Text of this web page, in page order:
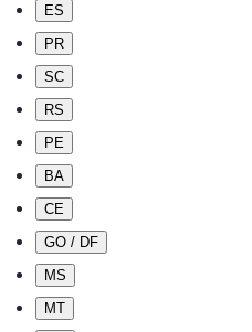
ES
PR
SC
RS
PE
BA
CE
GO / DF
MS
MT